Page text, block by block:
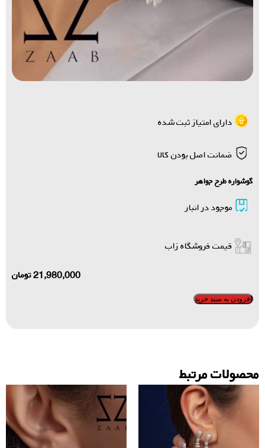
دارای امتیاز ثبت شده
ضمانت اصل بودن کالا
گوشواره طرح جواهر
موجود در انبار
قیمت فروشگاه زاب
21,980,000تومان
افزودن به سبد خرید
محصولات مرتبط